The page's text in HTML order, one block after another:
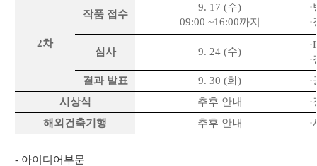
2차
작품 접수
9. 17 (수)
09:00 ~16:00까지
·
심사 9. 24 (수)
·
·
결과 발표
9. 30 (화)
시상식
추후 안내
해외건축기행
추후 안내
- 아이디어부문